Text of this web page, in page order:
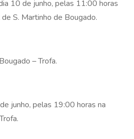
10 de junho, pelas 11:00 horas
S. Martinho de Bougado.
– Trofa.
junho, pelas 19:00 horas na